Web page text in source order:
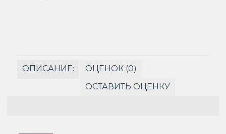
ОПИСАНИЕ:
ОЦЕНОК (0)
ОСТАВИТЬ ОЦЕНКУ